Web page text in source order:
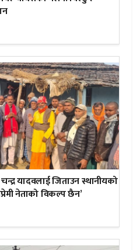
यादवलाई जिताउन स्थानीयको
नेताको विकल्प छैन’